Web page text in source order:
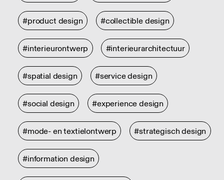
#product design #collectible design
#interieurontwerp #interieurarchitectuur
#spatial design #service design
#social design #experience design
#mode- en textielontwerp #strategisch design
#information design